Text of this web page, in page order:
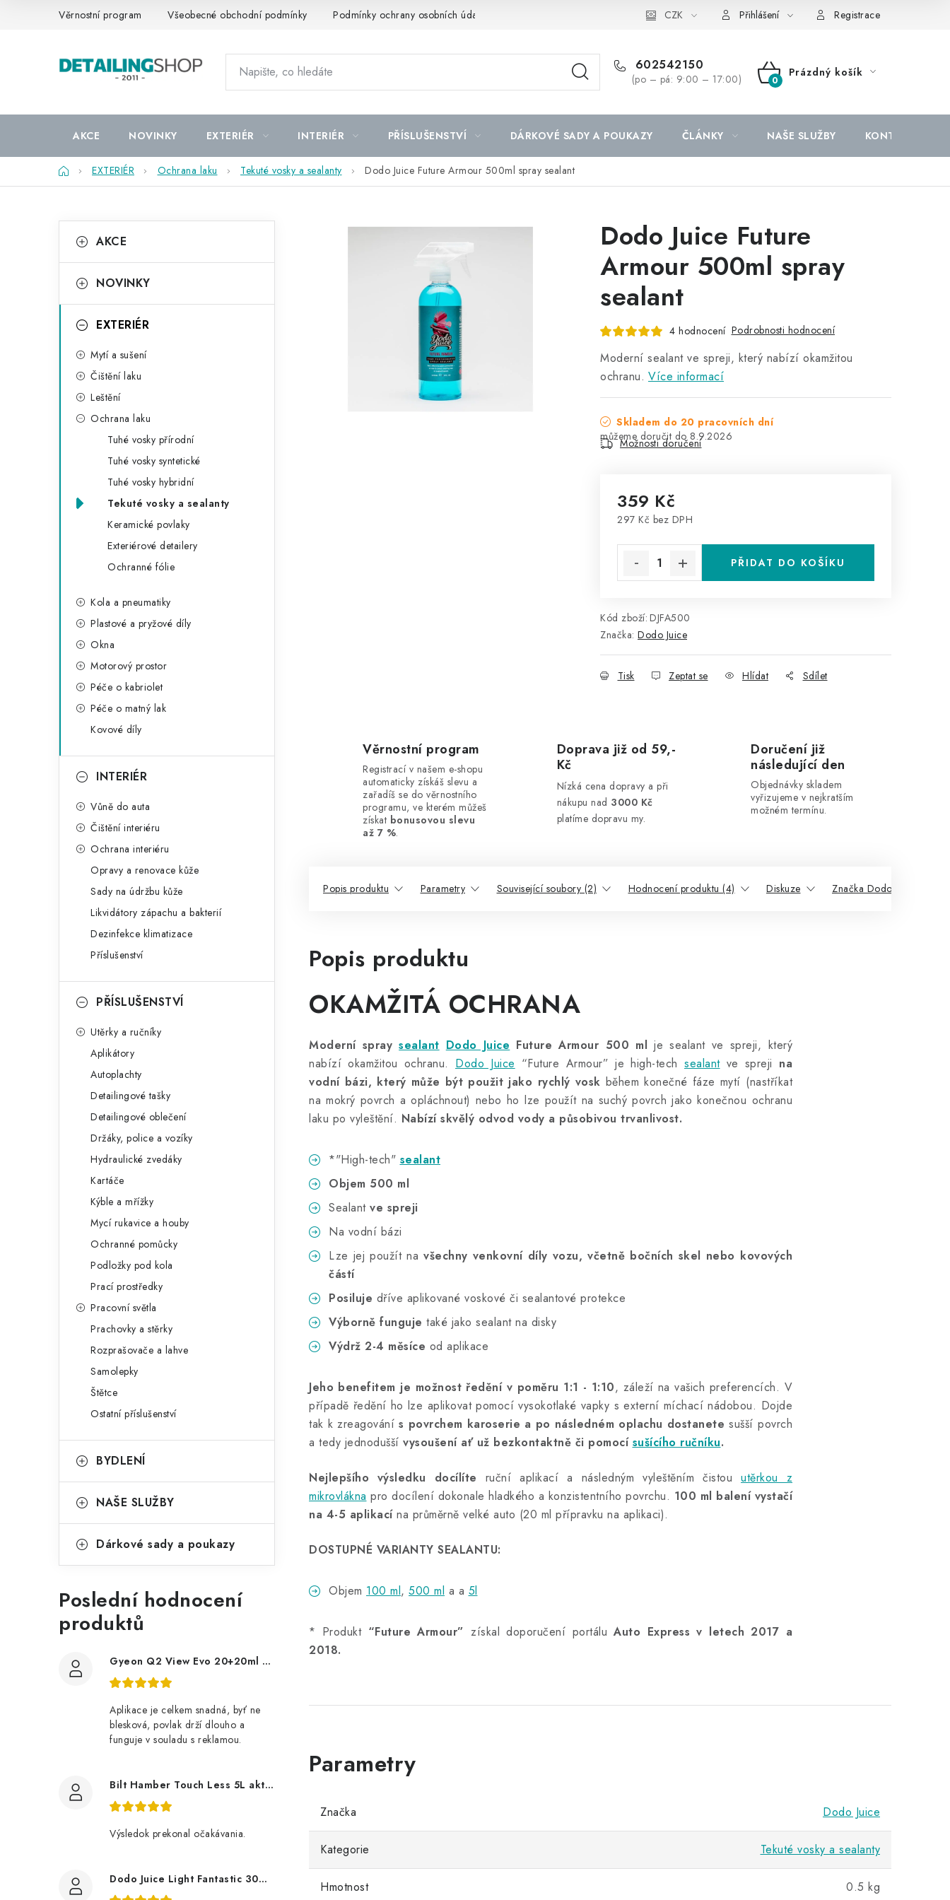
Věrnostní program Všeobecné obchodní podmínky Podmínky ochrany osobních údajů CZK Přihlášení Registrace
602542150
(po – pá: 9:00 – 17:00)
NÁKUPNÍ
Prázdný košík
AKCE NOVINKY EXTERIÉR INTERIÉR PŘÍSLUŠENSTVÍ DÁRKOVÉ SADY A POUKAZY ČLÁNKY NAŠE SLUŽBY KONTAKTY
DomůEXTERIÉR Ochrana laku Tekuté vosky a sealanty Dodo Juice Future Armour 500ml spray sealant
o
t
kategorie
a
e
AKCE
NOVINKY
EXTERIÉR
Mytí a sušení
Čištění laku
Leštění
Ochrana laku
Tuhé vosky přírodní
Tuhé vosky syntetické
Tuhé vosky hybridní
Tekuté vosky a sealanty
Keramické povlaky
Exteriérové detailery
Ochranné fólie
Kola a pneumatiky
Plastové a pryžové díly
Okna
Motorový prostor
Péče o kabriolet
Péče o matný lak
Kovové díly
INTERIÉR
Vůně do auta
Čištění interiéru
Ochrana interiéru
Opravy a renovace kůže
Sady na údržbu kůže
Likvidátory zápachu a bakterií
Dezinfekce klimatizace
Příslušenství
PŘÍSLUŠENSTVÍ
Utěrky a ručníky
Aplikátory
Autoplachty
Detailingové tašky
Detailingové oblečení
Držáky, police a vozíky
Hydraulické zvedáky
Kartáče
Kýble a mřížky
Mycí rukavice a houby
Ochranné pomůcky
Podložky pod kola
Prací prostředky
Pracovní světla
Prachovky a stěrky
Rozprašovače a lahve
Samolepky
Štětce
Ostatní příslušenství
BYDLENÍ
NAŠE SLUŽBY
Dárkové sady a poukazy
Poslední hodnocení
produktů
Gyeon Q2 View Evo 20+20ml nanopovlak na okna
Aplikace je celkem snadná, byť ne
blesková, povlak drží dlouho a
funguje v souladu s reklamou.
Bilt Hamber Touch Less 5L aktivní pěna
Výsledok prekonal očakávania.
Dodo Juice Light Fantastic 30ml měkký vosk
Dodo Juice Future
Armour 500ml spray
sealant
4 hodnocení Podrobnosti hodnocení
Moderní sealant ve spreji, který nabízí okamžitou
ochranu. Více informací
Skladem do 20 pracovních dní
8.9.2026
Možnosti doručení
359 Kč
297 Kč bez DPH
PŘIDAT DO KOŠÍKU
Kód zboží: DJFA500
Značka: Dodo Juice
Tisk Zeptat se Hlídat Sdílet
Věrnostní program
Registrací v našem e-shopu
automaticky získáš slevu a
zařadíš se do věrnostního
programu, ve kterém můžeš
získat bonusovou slevu
až 7 %.
Doprava již od 59,-
Kč
Nízká cena dopravy a při
nákupu nad 3000 Kč
platíme dopravu my.
Doručení již
následující den
Objednávky skladem
vyřizujeme v nejkratším
možném termínu.
Popis produktu Parametry Související soubory (2) Hodnocení produktu (4) Diskuze Značka Dodo Juice
Popis produktu
OKAMŽITÁ OCHRANA
Moderní spraysealant Dodo Juice Future Armour 500 ml je sealant ve spreji, který
nabízí okamžitou ochranu. Dodo Juice “Future Armour” je high-techsealantve spreji na
vodní bázi, který může být použit jako rychlý vosk během konečné fáze mytí (nastříkat
na mokrý povrch a opláchnout) nebo ho lze použít na suchý povrch jako konečnou ochranu
laku po vyleštění. Nabízí skvělý odvod vody a působivou trvanlivost.
*"High-tech" sealant
Objem 500 ml
Sealant ve spreji
Na vodní bázi
Lze jej použít navšechny venkovní díly vozu, včetně bočních skel nebo kovových
částí
Posiluje dříve aplikované voskové či sealantové protekce
Výborně funguje také jako sealant na disky
Výdrž 2-4 měsíce od aplikace
Jeho benefitem je možnost ředění v poměru 1:1 - 1:10, záleží na vašich preferencích. V
případě ředění ho lze aplikovat pomocí vysokotlaké vapky s externí míchací nádobou. Dojde
tak k zreagování s povrchem karoserie a po následném oplachu dostanete sušší povrch
a tedy jednodušší vysoušení ať už bezkontaktně či pomocí sušícího ručníku.
Nejlepšího výsledku docílíte ruční aplikací a následným vyleštěním čistouutěrkou z
mikrovlákna pro docílení dokonale hladkého a konzistentního povrchu. 100 ml balení vystačí
na 4-5 aplikacína průměrně velké auto (20 ml přípravku na aplikaci).
DOSTUPNÉ VARIANTY SEALANTU:
Objem 100 ml, 500 ml a a 5l
* Produkt “Future Armour” získal doporučení portáluAuto Express v letech 2017 a
2018.
Značka Dodo Juice
Kategorie Tekuté vosky a sealanty
Hmotnost 0.5 kg